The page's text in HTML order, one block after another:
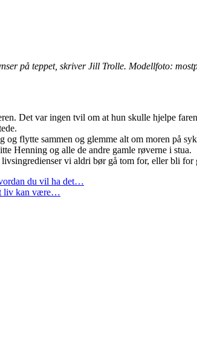
på teppet, skriver Jill Trolle. Modellfoto:
Det var ingen tvil om at hun skulle hjelpe
og flytte sammen og glemme alt om moren på
Henning og alle de andre gamle røverne i stua.
vi aldri bør gå tom for, eller bli
du vil ha det…
liv kan være…